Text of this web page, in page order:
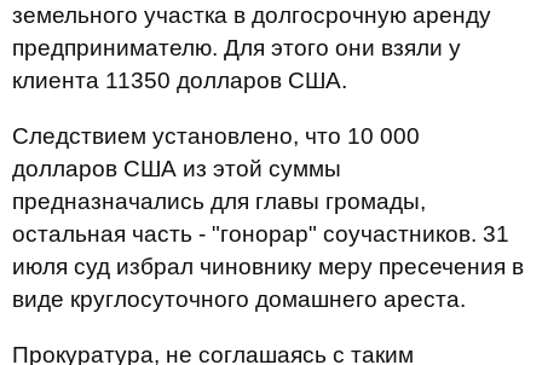
земельного участка в долгосрочную аренду
предпринимателю. Для этого они взяли у
клиента 11350 долларов США.
Следствием установлено, что 10 000
долларов США из этой суммы
предназначались для главы громады,
остальная часть - "гонорар" соучастников. 31
июля суд избрал чиновнику меру пресечения в
виде круглосуточного домашнего ареста.
Прокуратура, не соглашаясь с таким